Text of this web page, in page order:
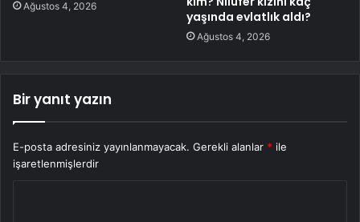
Ağustos 4, 2026
yaşında evlatlık aldı?
Ağustos 4, 2026
Bir yanıt yazın
E-posta adresiniz yayınlanmayacak. Gerekli alanlar * ile
işaretlenmişlerdir